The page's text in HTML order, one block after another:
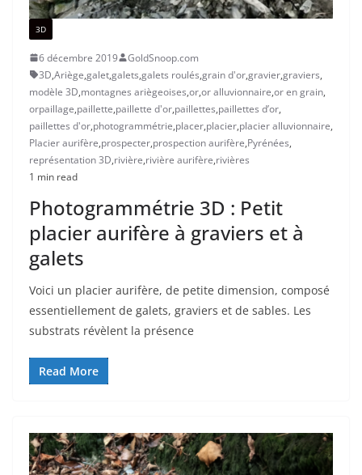
3D
6 décembre 2019
GoldSnoop.com
3D,Ariège,galet,galets,galets roulés,grain d'or,gravier,graviers,
modèle 3D,montagnes ariègeoises,or,or alluvionnaire,or en grain,
orpaillage,paillette,paillette d'or,paillettes,paillettes d’or,
paillettes d'or,photogrammétrie,placer,placier,placier alluvionnaire,
Placier aurifère,prospecter,prospection aurifère,Pyrénées,
représentation 3D,rivière,rivière aurifère,rivières
1 min read
Photogrammétrie 3D : Petit
placier aurifère à graviers et à
galets
Voici un placier aurifère, de petite dimension, composé
essentiellement de galets, graviers et de sables. Les
substrats révèlent la présence
Read More